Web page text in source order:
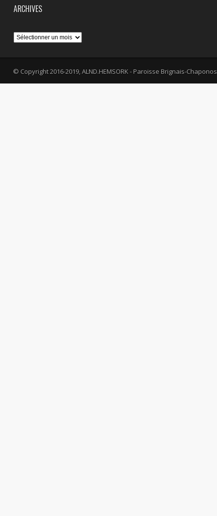
ARCHIVES
Archives
© Copyright 2016-2019, ALND.HEMSORK - Paroisse Brignais-